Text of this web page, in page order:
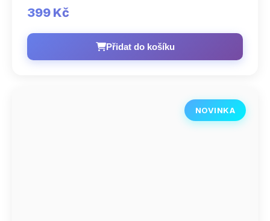
399 Kč
Přidat do košíku
NOVINKA